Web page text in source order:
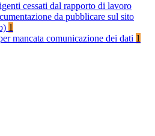
cessati dal rapporto di lavoro
da pubblicare sul sito
1
mancata comunicazione dei dati 1